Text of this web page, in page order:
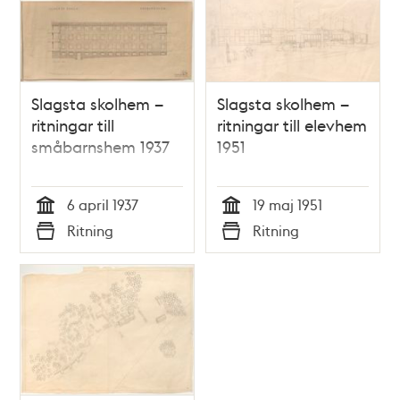
Slagsta skolhem –
ritningar till
småbarnshem 1937
Tid
6 april 1937
Typ
Ritning
Slagsta skolhem –
ritningar till elevhem
1951
Tid
19 maj 1951
Typ
Ritning